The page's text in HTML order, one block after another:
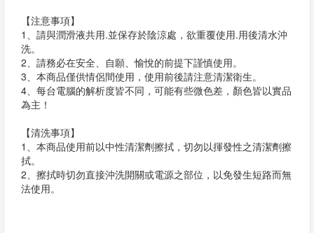
【注意事項】
1、請與潤滑液共用.並保存於陰涼處，欲重覆使用.用後清水沖
洗。
2、請務必在安全、自願、愉悅的前提下謹慎使用。
3、本商品僅供情侶間使用，使用前後請注意清潔衛生。
4、每台電腦的解析度皆不同，可能有些微色差，顏色皆以實品
為主！
【清洗事項】
1、本商品使用前以中性清潔劑擦拭，切勿以揮發性之清潔劑擦
拭。
2、擦拭時切勿直接沖洗開關或電源之部位，以免發生短路而無
法使用。